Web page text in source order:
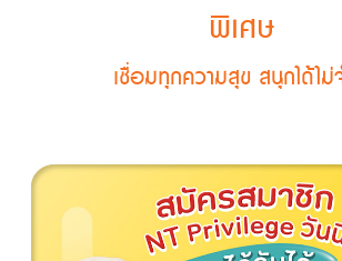
พิเศษ
เชื่อมทุกความสุข สนุกได้ไม่